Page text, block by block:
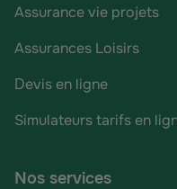
Assurance vie projets
Assurances Loisirs
Devis en ligne
Simulateurs tarifs en
Nos services